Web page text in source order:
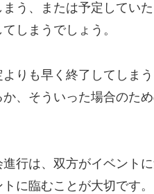
う、または予定してい
しまうでしょう。
りも早く終了してしま
、そういった場合のた
行は、双方がイベント
に臨むことが大切です。